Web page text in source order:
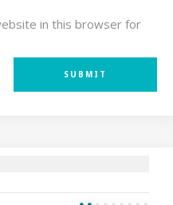
in this browser for